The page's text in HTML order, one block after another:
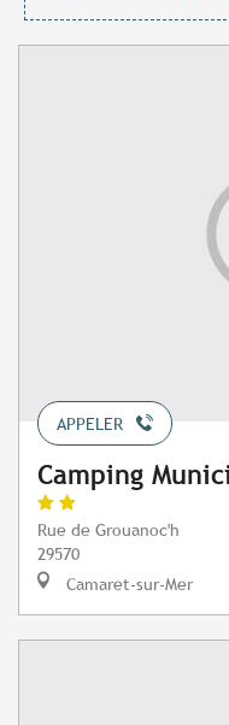
APPELER
Camping
Rue de Grouanoc'h
29570
Camaret-sur-Mer